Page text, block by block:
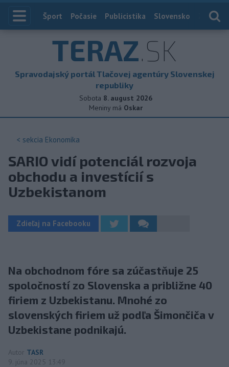
Index
Šport Počasie Publicistika Slovensko
TERAZ.SK
Spravodajský portál Tlačovej agentúry Slovenskej
republiky
Sobota 8. august 2026
Meniny má Oskar
< sekcia Ekonomika
SARIO vidí potenciál rozvoja
obchodu a investícií s
Uzbekistanom
Zdieľaj na Facebooku
Na obchodnom fóre sa zúčastňuje 25
spoločností zo Slovenska a približne 40
firiem z Uzbekistanu. Mnohé zo
slovenských firiem už podľa Šimončiča v
Uzbekistane podnikajú.
Autor TASR
9. júna 2025 13:49